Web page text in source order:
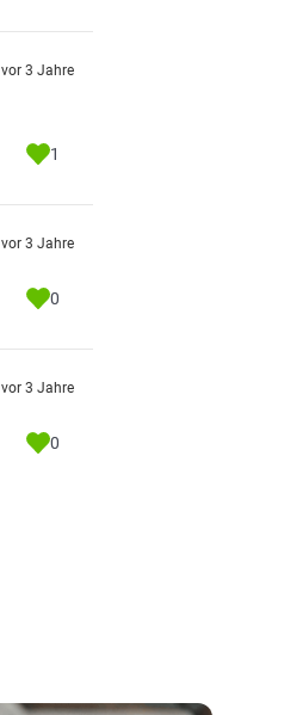
vor 3 Jahre
1
vor 3 Jahre
0
vor 3 Jahre
0